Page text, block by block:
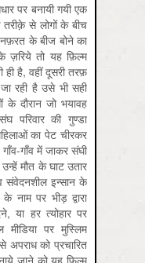
पर बनायी गयी एक
से लोगों के बीच
के बीज बोने का
ज़रिये तो यह फ़िल्म
है, वहीं दूसरी तरफ़
रही है उसे भी सही
के दौरान जो भयावह
परिवार की गुण्डा
का पेट चीरकर
गाँव में जाकर संघी
मौत के घाट उतार
संवेदनशील इन्सान के
नाम पर भीड़ द्वारा
या हर त्योहार पर
पर मुस्लिम
को प्रचारित